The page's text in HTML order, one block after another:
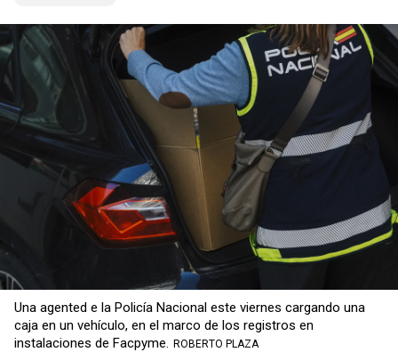
Copiar
Una agented e la Policía Nacional este viernes cargando una
caja en un vehículo, en el marco de los registros en
instalaciones de Facpyme. ROBERTO PLAZA